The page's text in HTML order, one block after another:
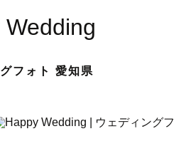
Wedding
フォト 愛知県